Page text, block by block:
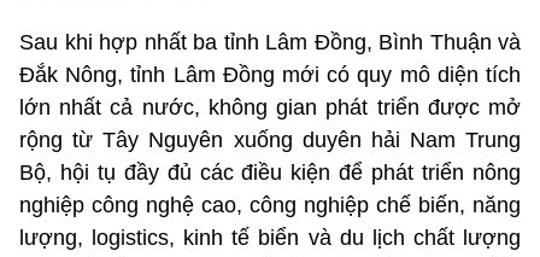
Sau khi hợp nhất ba tỉnh Lâm Đồng, Bình Thuận và
Đắk Nông, tỉnh Lâm Đồng mới có quy mô diện tích
lớn nhất cả nước, không gian phát triển được mở
rộng từ Tây Nguyên xuống duyên hải Nam Trung
Bộ, hội tụ đầy đủ các điều kiện để phát triển nông
nghiệp công nghệ cao, công nghiệp chế biến, năng
lượng, logistics, kinh tế biển và du lịch chất lượng